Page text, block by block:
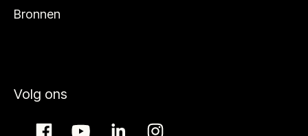
Bronnen
Volg ons